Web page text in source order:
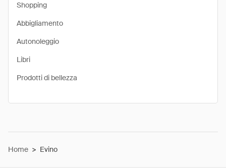
Shopping
Abbigliamento
Autonoleggio
Libri
Prodotti di bellezza
Home > Evino